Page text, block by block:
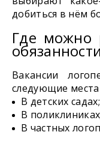
добиться в нём
Где можно
Вакансии
следующие
В детских садах;
В
В частных